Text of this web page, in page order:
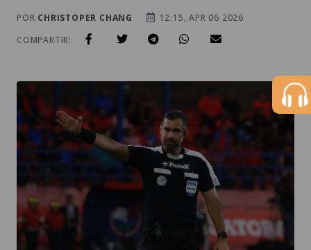
POR CHRISTOPER CHANG
12:15, APR 06 2026
COMPARTIR: